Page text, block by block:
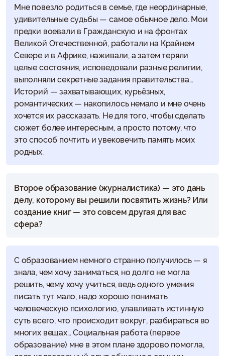
Мне повезло родиться в семье, где неординарные,
удивительные судьбы — самое обычное дело. Мои
предки воевали в Гражданскую и на фронтах
Великой Отечественной, работали на Крайнем
Севере и в Африке, наживали, а затем теряли
целые состояния, исповедовали разные религии,
выполняли секретные задания правительства…
Историй — захватывающих, курьёзных,
романтических — накопилось немало и мне очень
хочется их рассказать. Не для того, чтобы сделать
сюжет более интересным, а просто потому, что
это способ почтить и увековечить память моих
родных.
Второе образование (журналистика) — это дань
делу, которому вы решили посвятить жизнь? Или
создание книг — это совсем другая для вас
сфера?
С образованием немного странно получилось — я
знала, чем хочу заниматься, но долго не могла
решить, чему хочу учиться, ведь одного умения
писать тут мало, надо хорошо понимать
человеческую психологию, улавливать истинную
суть всего, что происходит вокруг, разбираться во
многих вещах… Социальная работа (первое
образование) мне в этом плане здорово помогла,